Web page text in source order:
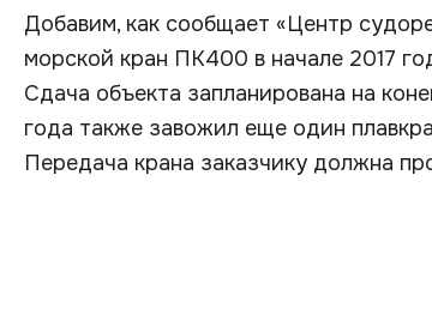
Добавим, как сообщает «Центр
морской кран ПК400 в начале 2017
Сдача объекта запланирована на
года также завожил еще один
Передача крана заказчику должна